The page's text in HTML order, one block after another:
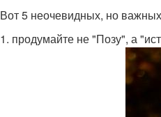
Вот 5 неочевидных, но
1. продумайте не "Позу", а